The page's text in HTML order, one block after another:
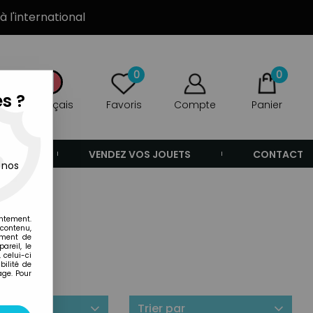
l'international
Français
0
Favoris Compte
0
Panier
VENDEZ VOS JOUETS CONTACT
Trier par
?
de
le
celui-ci
de
Pour